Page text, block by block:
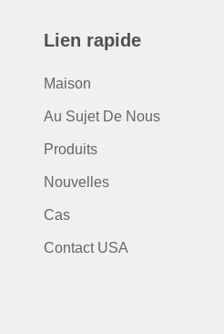
Lien rapide
Maison
Au Sujet De Nous
Produits
Nouvelles
Cas
Contact USA